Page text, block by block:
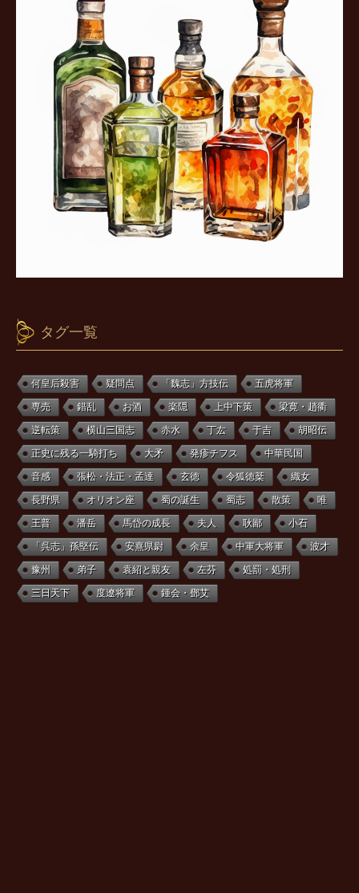
タグ一覧
何皇后殺害 疑問点 「魏志」方技伝 五虎将軍
専売 錯乱 お酒 楽隠 上中下策 梁寛・趙衢
逆転策 横山三国志 赤水 丁厷 于吉 胡昭伝
正史に残る一騎打ち 大矛 発疹チフス 中華民国
音感 張松・法正・孟達 玄徳 令狐徳棻 織女
長野県 オリオン座 蜀の誕生 蜀志 散策 唯
王普 潘岳 馬岱の成長 夫人 耿鄙 小石
「呉志」孫堅伝 安熹県尉 余皇 中軍大将軍 波才
豫州 弟子 袁紹と親友 左芬 処罰・処刑
三日天下 度遼将軍 鍾会・鄧艾